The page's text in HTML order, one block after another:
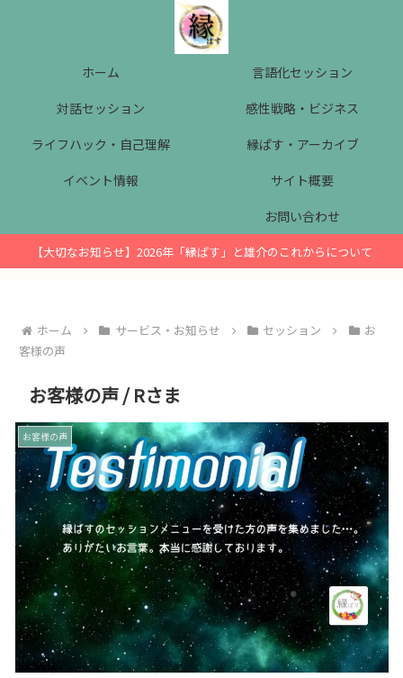
ホーム
言語化セッション
対話セッション
感性戦略・ビジネス
ライフハック・自己理解
縁ぱす・アーカイブ
イベント情報
サイト概要
お問い合わせ
【大切なお知らせ】2026年「縁ぱす」と雄介のこれからについて
ホーム サービス・お知らせ セッション
お
客様の声
お客様の声 / Rさま
お客様の声